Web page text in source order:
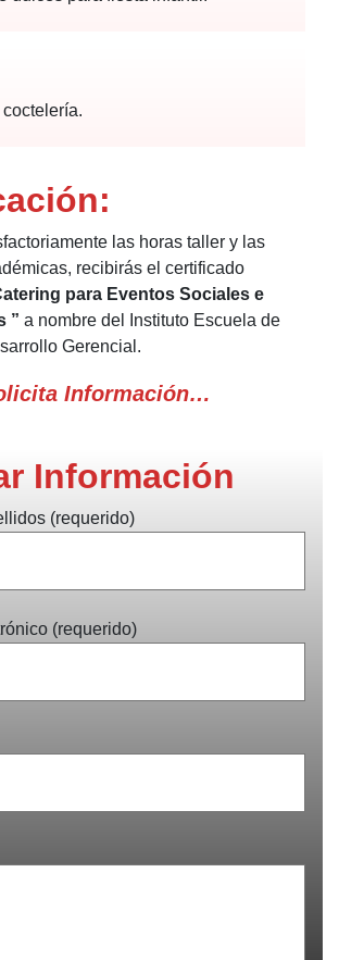
coctelería.
las horas taller y las
recibirás el certificado
para Eventos Sociales e
” a nombre del Instituto Escuela de
Gerencial.
Información…
Información
(requerido)
(requerido)